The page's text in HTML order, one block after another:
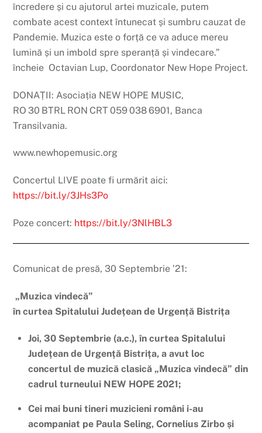
încredere și cu ajutorul artei muzicale, putem
combate acest context întunecat și sumbru cauzat de
Pandemie. Muzica este o forță ce va aduce mereu
lumină și un imbold spre speranță și vindecare.”
încheie Octavian Lup, Coordonator New Hope Project.
DONAȚII: Asociația NEW HOPE MUSIC,
RO 30 BTRL RON CRT 0590386901, Banca
Transilvania.
www.newhopemusic.org
Concertul LIVE poate fi urmărit aici:
https://bit.ly/3JHs3Po
Poze concert: https://bit.ly/3NlHBL3
Comunicat de presă, 30 Septembrie ’21:
„Muzica vindecă”
în curtea Spitalului Județean de Urgență Bistrița
Joi, 30 Septembrie (a.c.), în curtea Spitalului
Județean de Urgență Bistrița, a avut loc
concertul de muzică clasică „Muzica vindecă” din
cadrul turneului NEW HOPE 2021;
Cei mai buni tineri muzicieni români i-au
acompaniat pe Paula Seling, Cornelius Zirbo și